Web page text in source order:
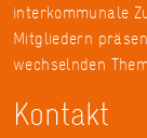
interkommunale
Mitgliedern
wechselnden
Kontakt